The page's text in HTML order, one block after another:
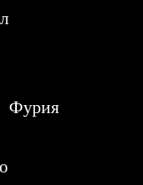
Фурия